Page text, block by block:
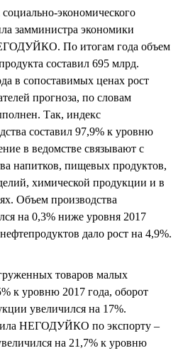
экономического
замминистра экономики
По итогам года объем
составил 695 млрд.
в сопоставимых ценах рост
прогноза, по словам
Так, индекс
составил 97,9% к уровню
в ведомстве связывают с
напитков, пищевых продуктов,
химической продукции и в
Объем производства
на 0,3% ниже уровня 2017
дало рост на 4,9%.
товаров малых
к уровню 2017 года, оборот
увеличился на 17%.
НЕГОДУЙКО по экспорту –
на 21,7% к уровню